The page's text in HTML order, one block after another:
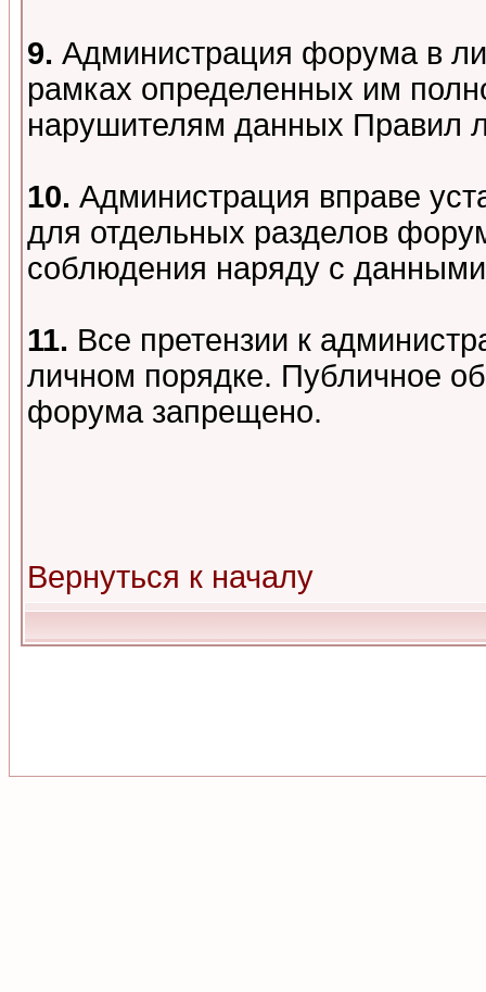
9. Администрация форума в
рамках определенных им
нарушителям данных Правил
10. Администрация вправе
для отдельных разделов
соблюдения наряду с
11. Все претензии к
личном порядке. Публичное
форума запрещено.
Вернуться к началу